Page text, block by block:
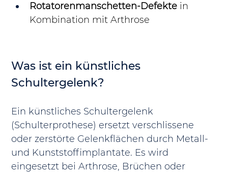
Rotatorenmanschetten-Defekte in
Kombination mit Arthrose
Was ist ein künstliches
Schultergelenk?
Ein künstliches Schultergelenk
(Schulterprothese) ersetzt verschlissene
oder zerstörte Gelenkflächen durch Metall-
und Kunststoffimplantate. Es wird
eingesetzt bei Arthrose, Brüchen oder